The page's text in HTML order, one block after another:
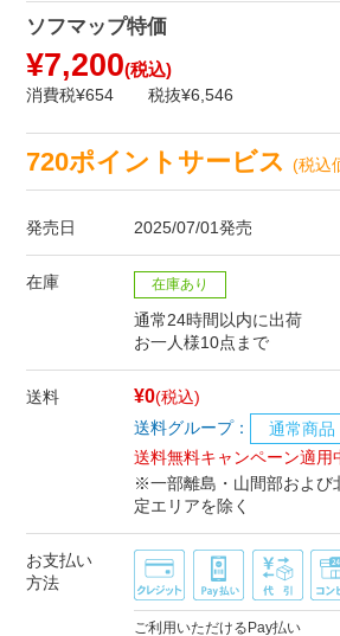
ソフマップ特価
¥7,200(税込)
消費税¥654 税抜¥6,546
720ポイントサービス(税込
発売日 2025/07/01発売
在庫 在庫あり
通常24時間以内に出荷
お一人様10点まで
送料 ¥0(税込)
送料グループ：
通常商品
送料無料キャンペーン適用
※一部離島・山間部および
定エリアを除く
お支払い
方法
ご利用いただけるPay払い